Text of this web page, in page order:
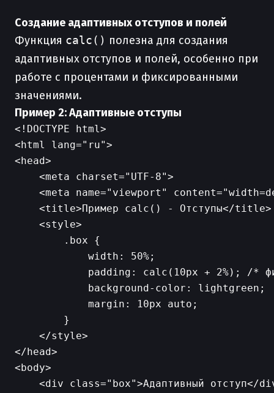
Создание адаптивных отступов и полей
Функция calc() полезна для создания
адаптивных отступов и полей, особенно при
работе с процентами и фиксированными
значениями.
Пример 2: Адаптивные отступы
<!DOCTYPE html>
<html lang="ru">
<head>
    <meta charset="UTF-8">
<meta name="viewport"
    <title>Пример calc() - Отступы</title>
    <style>
        .box {
            width: 50%;
padding: calc(10px + 2%); /*
            background-color: lightgreen;
            margin: 10px auto;
        }
    </style>
</head>
<body>
<div class="box">Адаптивный отступ</